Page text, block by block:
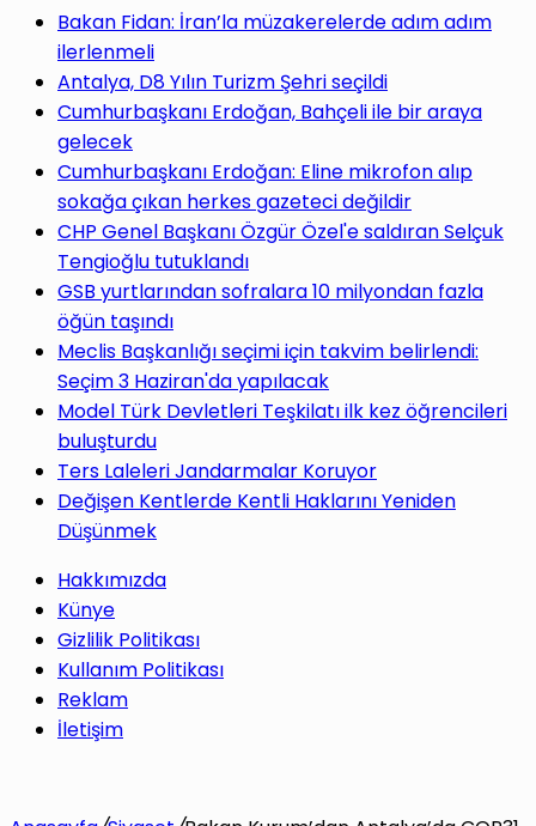
yap
...
Bakan Fidan: İran’la müzakerelerde adım adım
ilerlenmeli
Antalya, D8 Yılın Turizm Şehri seçildi
Cumhurbaşkanı Erdoğan, Bahçeli ile bir araya
gelecek
Cumhurbaşkanı Erdoğan: Eline mikrofon alıp
sokağa çıkan herkes gazeteci değildir
CHP Genel Başkanı Özgür Özel'e saldıran Selçuk
Tengioğlu tutuklandı
GSB yurtlarından sofralara 10 milyondan fazla
öğün taşındı
Meclis Başkanlığı seçimi için takvim belirlendi:
Seçim 3 Haziran'da yapılacak
Model Türk Devletleri Teşkilatı ilk kez öğrencileri
buluşturdu
Ters Laleleri Jandarmalar Koruyor
Değişen Kentlerde Kentli Haklarını Yeniden
Düşünmek
Hakkımızda
Künye
Gizlilik Politikası
Kullanım Politikası
Reklam
İletişim